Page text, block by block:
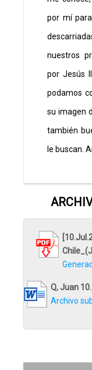
por mí
nuestros
por Jesús
podamos
su imagen
también
le buscan.
Q, Juan
Archivo